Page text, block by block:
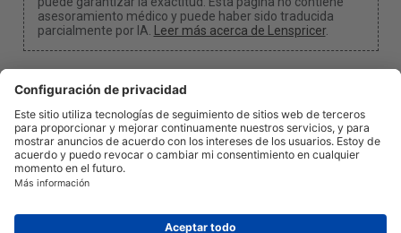
asesoramiento médico y puede haber sido traducida
parcialmente por IA. Leer más acerca de Lenspricer.
Configuración de cookies
Podemos recibir una comisión si utilizas uno de
nuestros enlaces para realizar una compra.
Acerca deNoticiasInformaciónPrivacidadLegal